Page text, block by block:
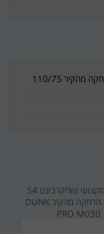
לוח סל מקצועי פוליקרבונט 54
אינץ' עם הרחקה מהקיר DUNK
PRO M030